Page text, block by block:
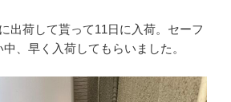
出荷して貰って11日に入荷。セーフ
、早く入荷してもらいました。